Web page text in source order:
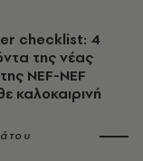
checklist: 4
της νέας
NEF-NEF
καλοκαιρινή